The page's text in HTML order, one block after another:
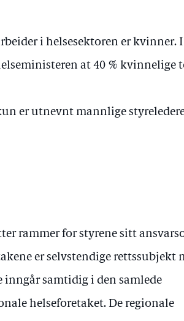
i helsesektoren er kvinner.
at 40 % kvinnelige
er utnevnt mannlige
rammer for styrene sitt
er selvstendige rettssubjekt
inngår samtidig i den samlede
helseforetaket. De regionale